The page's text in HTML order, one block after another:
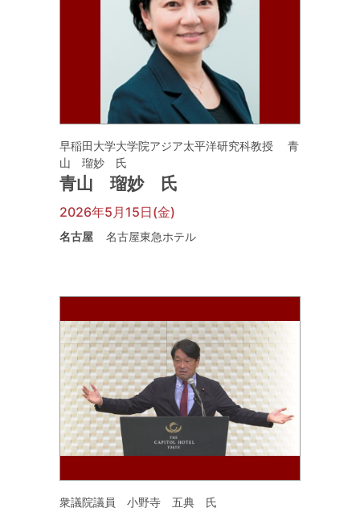
早稲田大学大学院アジア太平洋研究科教授 青
山 瑠妙 氏
青山 瑠妙 氏
2026年5月15日(金)
名古屋 名古屋東急ホテル
衆議院議員 小野寺 五典 氏